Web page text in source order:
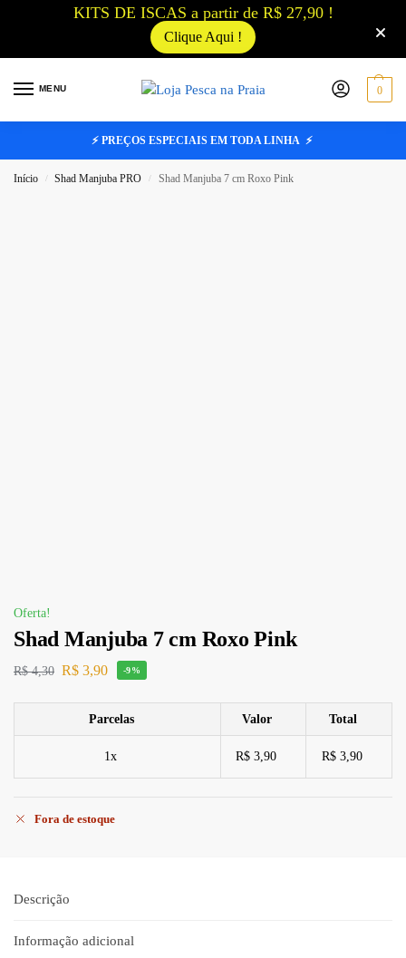
KITS DE ISCAS a partir de R$ 27,90 !
Clique Aqui !
MENU 0
⚡ PREÇOS ESPECIAIS EM TODA LINHA ⚡
Início / Shad Manjuba PRO / Shad Manjuba 7 cm Roxo Pink
Oferta!
Shad Manjuba 7 cm Roxo Pink
R$4,30 R$ 3,90 -9%
Parcelas Valor Total
1x R$ 3,90 R$ 3,90
Fora de estoque
Descrição
Informação adicional